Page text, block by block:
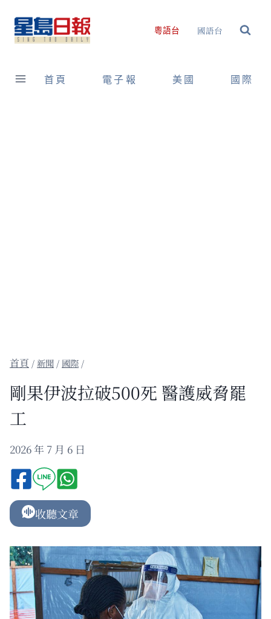
content
粵語台 國語台
首頁 電子報 美國 國際
/新聞 / 國際 /
剛果伊波拉破500死 醫護威脅罷
工
2026 年 7 月 6 日
收聽文章